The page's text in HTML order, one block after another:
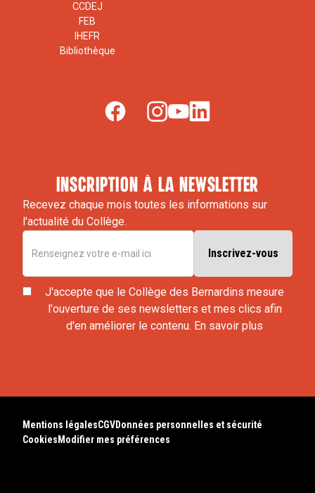
CCDEJ
FEB
IHEFR
Bibliothèque
inscription à la newsletter
Recevez chaque mois toutes les informations sur
l'actualité du Collège.
J'accepte que le Collège des Bernardins mesure
l'ouverture de ses newsletters et mes clics afin
d'en améliorer le contenu. En savoir plus
Mentions légalesCGVDonnées personnelles et sécurité
Cookies Modifier mes préférences